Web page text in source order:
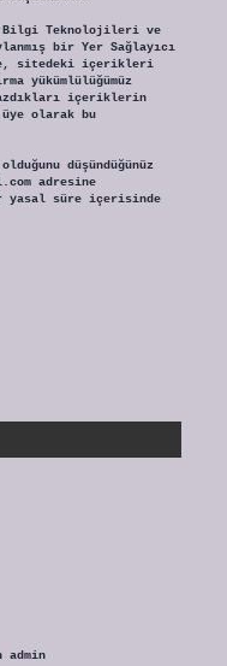
Bilgi Teknolojileri ve
bir Yer Sağlayıcı
sitedeki içerikleri
yükümlülüğümüz
içeriklerin
olarak bu
düşündüğünüz
adresine
süre içerisinde
admin